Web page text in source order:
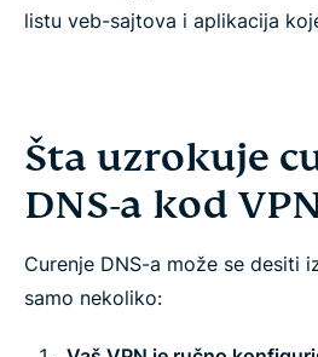
listu veb-sajtova i aplikacija
Šta uzrokuje
DNS-a kod
Curenje DNS-a može se desiti
samo nekoliko: